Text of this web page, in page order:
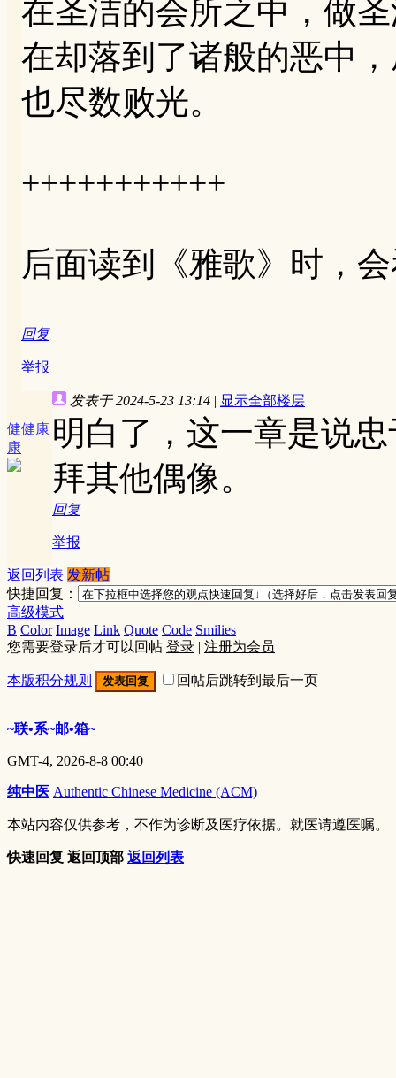
在圣洁的会所之中，做
在却落到了诸般的恶中
也尽数败光。
+++++++++++
后面读到《雅歌》时，
回复
举报
健健康
康
发表于 2024-5-23 13:14 | 显示全部楼层
明白了，这一章是说
拜其他偶像。
回复
举报
返回列表 发新帖
快捷回复：
高级模式
B Color Image Link Quote Code Smilies
您需要登录后才可以回帖 登录 | 注册为会员
本版积分规则 发表回复 回帖后跳转到最后一页
~联•系~邮•箱~
GMT-4, 2026-8-8 00:40
纯中医 Authentic Chinese Medicine (ACM)
本站内容仅供参考，不作为诊断及医疗依据。就医请遵医嘱。
快速回复 返回顶部 返回列表